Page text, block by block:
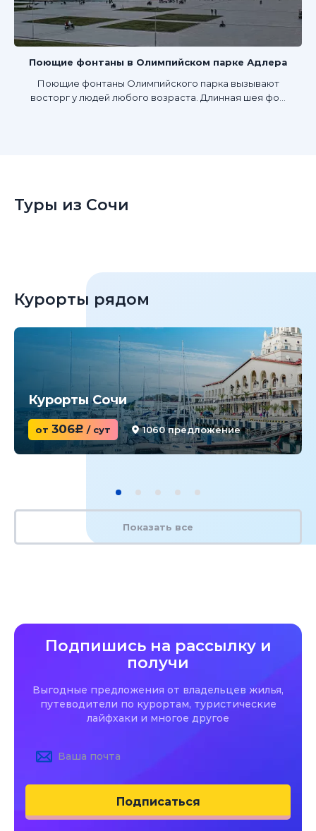
Поющие фонтаны в Олимпийском парке Адлера
Поющие фонтаны Олимпийского парка вызывают
восторг у людей любого возраста. Длинная шея фо...
Туры из Сочи
Курорты рядом
Курорты Сочи
от 306c / сут 1060 предложение
Показать все
Подпишись на рассылку и
получи
Выгодные предложения от владельцев жилья,
путеводители по курортам, туристические
лайфхаки и многое другое
Подписаться